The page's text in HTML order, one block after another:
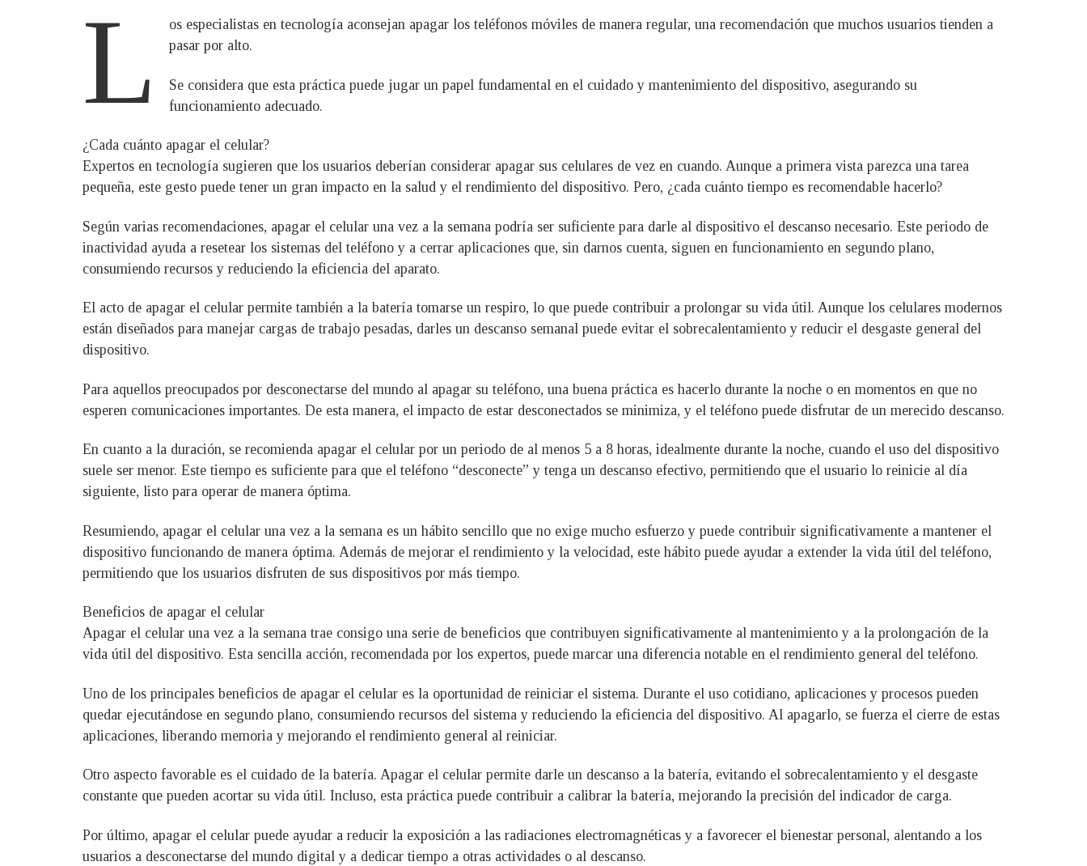
L
os especialistas en tecnología aconsejan apagar los teléfonos móviles de manera regular, una recomendación que muchos usuarios tienden a
pasar por alto.
Se considera que esta práctica puede jugar un papel fundamental en el cuidado y mantenimiento del dispositivo, asegurando su
funcionamiento adecuado.
¿Cada cuánto apagar el celular?
Expertos en tecnología sugieren que los usuarios deberían considerar apagar sus celulares de vez en cuando. Aunque a primera vista parezca una tarea
pequeña, este gesto puede tener un gran impacto en la salud y el rendimiento del dispositivo. Pero, ¿cada cuánto tiempo es recomendable hacerlo?
Según varias recomendaciones, apagar el celular una vez a la semana podría ser suficiente para darle al dispositivo el descanso necesario. Este periodo de
inactividad ayuda a resetear los sistemas del teléfono y a cerrar aplicaciones que, sin darnos cuenta, siguen en funcionamiento en segundo plano,
consumiendo recursos y reduciendo la eficiencia del aparato.
El acto de apagar el celular permite también a la batería tomarse un respiro, lo que puede contribuir a prolongar su vida útil. Aunque los celulares modernos
están diseñados para manejar cargas de trabajo pesadas, darles un descanso semanal puede evitar el sobrecalentamiento y reducir el desgaste general del
dispositivo.
Para aquellos preocupados por desconectarse del mundo al apagar su teléfono, una buena práctica es hacerlo durante la noche o en momentos en que no
esperen comunicaciones importantes. De esta manera, el impacto de estar desconectados se minimiza, y el teléfono puede disfrutar de un merecido descanso.
En cuanto a la duración, se recomienda apagar el celular por un periodo de al menos 5 a 8 horas, idealmente durante la noche, cuando el uso del dispositivo
suele ser menor. Este tiempo es suficiente para que el teléfono “desconecte” y tenga un descanso efectivo, permitiendo que el usuario lo reinicie al día
siguiente, listo para operar de manera óptima.
Resumiendo, apagar el celular una vez a la semana es un hábito sencillo que no exige mucho esfuerzo y puede contribuir significativamente a mantener el
dispositivo funcionando de manera óptima. Además de mejorar el rendimiento y la velocidad, este hábito puede ayudar a extender la vida útil del teléfono,
permitiendo que los usuarios disfruten de sus dispositivos por más tiempo.
Beneficios de apagar el celular
Apagar el celular una vez a la semana trae consigo una serie de beneficios que contribuyen significativamente al mantenimiento y a la prolongación de la
vida útil del dispositivo. Esta sencilla acción, recomendada por los expertos, puede marcar una diferencia notable en el rendimiento general del teléfono.
Uno de los principales beneficios de apagar el celular es la oportunidad de reiniciar el sistema. Durante el uso cotidiano, aplicaciones y procesos pueden
quedar ejecutándose en segundo plano, consumiendo recursos del sistema y reduciendo la eficiencia del dispositivo. Al apagarlo, se fuerza el cierre de estas
aplicaciones, liberando memoria y mejorando el rendimiento general al reiniciar.
Otro aspecto favorable es el cuidado de la batería. Apagar el celular permite darle un descanso a la batería, evitando el sobrecalentamiento y el desgaste
constante que pueden acortar su vida útil. Incluso, esta práctica puede contribuir a calibrar la batería, mejorando la precisión del indicador de carga.
Por último, apagar el celular puede ayudar a reducir la exposición a las radiaciones electromagnéticas y a favorecer el bienestar personal, alentando a los
usuarios a desconectarse del mundo digital y a dedicar tiempo a otras actividades o al descanso.